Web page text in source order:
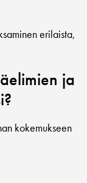
erilaista,
ja
kokemukseen